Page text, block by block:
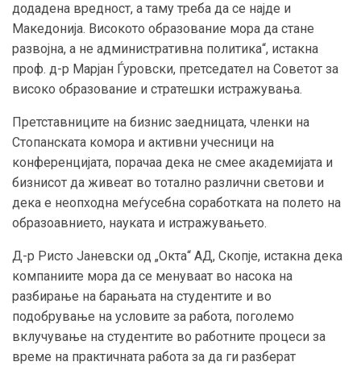
додадена вредност, а таму треба да се најде и
Македонија. Високото образование мора да стане
развојна, а не административна политика“, истакна
проф. д-р Марјан Ѓуровски, претседател на Советот за
високо образование и стратешки истражувања.
Претставниците на бизнис заедницата, членки на
Стопанската комора и активни учесници на
конференцијата, порачаа дека не смее академијата и
бизнисот да живеат во тотално различни светови и
дека е неопходна меѓусебна соработката на полето на
образоавнието, науката и истражувањето.
Д-р Ристо Јаневски од „Окта“ АД, Скопје, истакна дека
компаниите мора да се менуваат во насока на
разбирање на барањата на студентите и во
подобрување на условите за работа, поголемо
вклучување на студентите во работните процеси за
време на практичната работа за да ги разберат